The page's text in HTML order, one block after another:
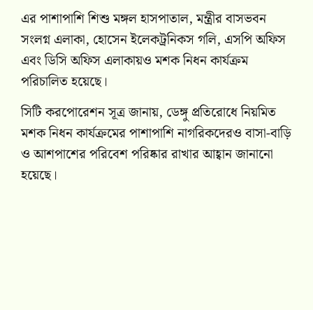
এর পাশাপাশি শিশু মঙ্গল হাসপাতাল, মন্ত্রীর বাসভবন
সংলগ্ন এলাকা, হোসেন ইলেকট্রনিকস গলি, এসপি অফিস
এবং ডিসি অফিস এলাকায়ও মশক নিধন কার্যক্রম
পরিচালিত হয়েছে।
সিটি করপোরেশন সূত্র জানায়, ডেঙ্গু প্রতিরোধে নিয়মিত
মশক নিধন কার্যক্রমের পাশাপাশি নাগরিকদেরও বাসা-বাড়ি
ও আশপাশের পরিবেশ পরিষ্কার রাখার আহ্বান জানানো
হয়েছে।